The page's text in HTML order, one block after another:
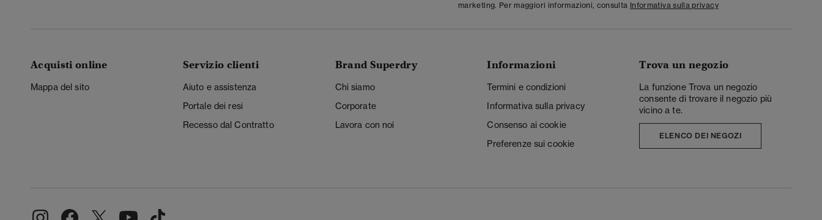
marketing. Per maggiori informazioni, consulta Informativa sulla privacy
Acquisti online
Mappa del sito
Servizio clienti
Aiuto e assistenza
Portale dei resi
Recesso dal Contratto
Brand Superdry
Chi siamo
Corporate
Lavora con noi
Informazioni
Termini e condizioni
Informativa sulla privacy
Consenso ai cookie
Preferenze sui cookie
Trova un negozio
La funzione Trova un negozio
consente di trovare il negozio più
vicino a te.
ELENCO DEI NEGOZI